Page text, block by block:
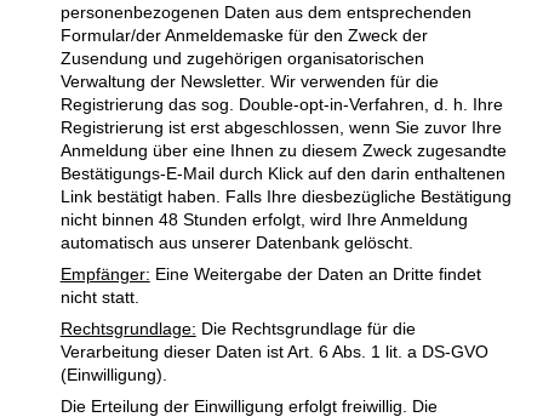
personenbezogenen Daten aus dem entsprechenden
Formular/der Anmeldemaske für den Zweck der
Zusendung und zugehörigen organisatorischen
Verwaltung der Newsletter. Wir verwenden für die
Registrierung das sog. Double-opt-in-Verfahren, d. h. Ihre
Registrierung ist erst abgeschlossen, wenn Sie zuvor Ihre
Anmeldung über eine Ihnen zu diesem Zweck zugesandte
Bestätigungs-E-Mail durch Klick auf den darin enthaltenen
Link bestätigt haben. Falls Ihre diesbezügliche Bestätigung
nicht binnen 48 Stunden erfolgt, wird Ihre Anmeldung
automatisch aus unserer Datenbank gelöscht.
Empfänger: Eine Weitergabe der Daten an Dritte findet
nicht statt.
Rechtsgrundlage: Die Rechtsgrundlage für die
Verarbeitung dieser Daten ist Art. 6 Abs. 1 lit. a DS-GVO
(Einwilligung).
Die Erteilung der Einwilligung erfolgt freiwillig. Die